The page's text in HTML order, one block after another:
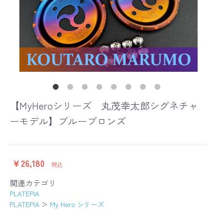
【MyHeroシリーズ 丸茂幸太郎シグネチャ
ーモデル】ブルーブロンズ
￥26,180 税込
関連カテゴリ
PLATEPIA
PLATEPIA ＞ My Hero シリーズ